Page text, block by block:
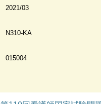
2021/03
N310-KA
015004